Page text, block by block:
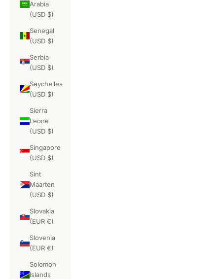
Arabia
(USD $)
Senegal
(USD $)
Serbia
(USD $)
Seychelles
(USD $)
Sierra
Leone
(USD $)
Singapore
(USD $)
Sint
Maarten
(USD $)
Slovakia
(EUR €)
Slovenia
(EUR €)
Solomon
Islands